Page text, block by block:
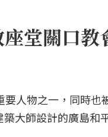
堂關口教
人物之一，同時也
築大師設計的廣島和